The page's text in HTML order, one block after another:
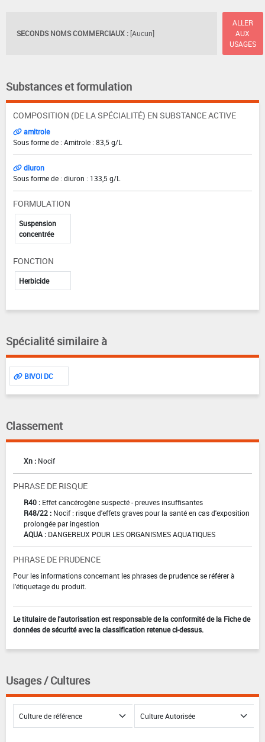
SECONDS NOMS COMMERCIAUX : [Aucun]
ALLER
AUX
USAGES
Substances et formulation
COMPOSITION (DE LA SPÉCIALITÉ) EN SUBSTANCE ACTIVE
amitrole
Sous forme de : Amitrole : 83,5 g/L
diuron
Sous forme de : diuron : 133,5 g/L
FORMULATION
Suspension
concentrée
FONCTION
Herbicide
Spécialité similaire à
BIVOI DC
Classement
Xn : Nocif
PHRASE DE RISQUE
R40 : Effet cancérogène suspecté - preuves insuffisantes
R48/22 : Nocif : risque d'effets graves pour la santé en cas d'exposition
prolongée par ingestion
AQUA : DANGEREUX POUR LES ORGANISMES AQUATIQUES
PHRASE DE PRUDENCE
Pour les informations concernant les phrases de prudence se référer à
l'étiquetage du produit.
Le titulaire de l'autorisation est responsable de la conformité de la Fiche de
données de sécurité avec la classification retenue ci-dessus.
Usages / Cultures